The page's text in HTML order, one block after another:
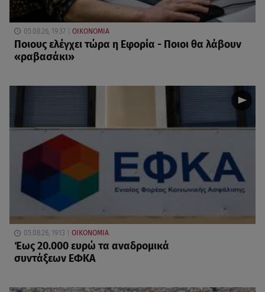
05.08.26, 19:37 ΟΙΚΟΝΟΜΙΑ
Ποιους ελέγχει τώρα η Εφορία - Ποιοι θα λάβουν
«ραβασάκι»
05.08.26, 19:13 ΟΙΚΟΝΟΜΙΑ
Έως 20.000 ευρώ τα αναδρομικά
συντάξεων ΕΦΚΑ